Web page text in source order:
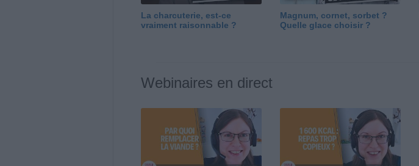
La charcuterie, est-ce
vraiment raisonnable ?
Magnum, cornet, sorbet ?
Quelle glace choisir ?
Webinaires en direct